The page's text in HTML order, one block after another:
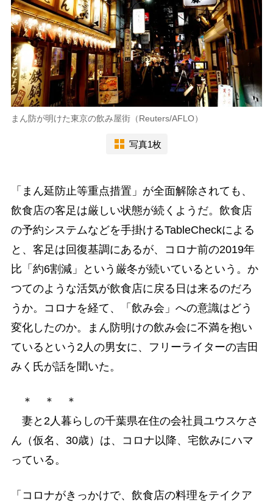
まん防が明けた東京の飲み屋街（Reuters/AFLO）
写真1枚
「まん延防止等重点措置」が全面解除されても、
飲食店の客足は厳しい状態が続くようだ。飲食店
の予約システムなどを手掛けるTableCheckによる
と、客足は回復基調にあるが、コロナ前の2019年
比「約6割減」という厳冬が続いているという。か
つてのような活気が飲食店に戻る日は来るのだろ
うか。コロナを経て、「飲み会」への意識はどう
変化したのか。まん防明けの飲み会に不満を抱い
ているという2人の男女に、フリーライターの吉田
みく氏が話を聞いた。
＊ ＊ ＊
妻と2人暮らしの千葉県在住の会社員ユウスケさ
ん（仮名、30歳）は、コロナ以降、宅飲みにハマ
っている。
「コロナがきっかけで、飲食店の料理をテイクア